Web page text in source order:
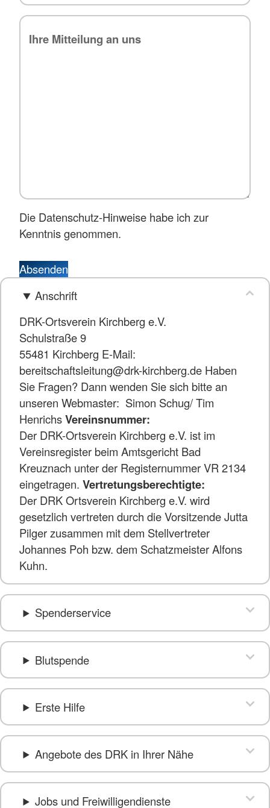
Die Datenschutz-Hinweise habe ich zur
Kenntnis genommen.
Absenden
Anschrift
DRK-Ortsverein Kirchberg e.V.
Schulstraße 9
55481 Kirchberg E-Mail:
bereitschaftsleitung@drk-kirchberg.de Haben
Sie Fragen? Dann wenden Sie sich bitte an
unseren Webmaster: Simon Schug/ Tim
HenrichsVereinsnummer:
Der DRK-Ortsverein Kirchberg e.V. ist im
Vereinsregister beim Amtsgericht Bad
Kreuznach unter der Registernummer VR 2134
eingetragen. Vertretungsberechtigte:
Der DRK Ortsverein Kirchberg e.V. wird
gesetzlich vertreten durch dieVorsitzende Jutta
Pilger zusammen mit dem Stellvertreter
Johannes Poh bzw. dem Schatzmeister Alfons
Kuhn.
Spenderservice
Blutspende
Erste Hilfe
Angebote des DRK in Ihrer Nähe
Jobs und Freiwilligendienste